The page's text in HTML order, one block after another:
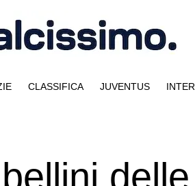
CLASSIFICA JUVENTUS INTER
delle